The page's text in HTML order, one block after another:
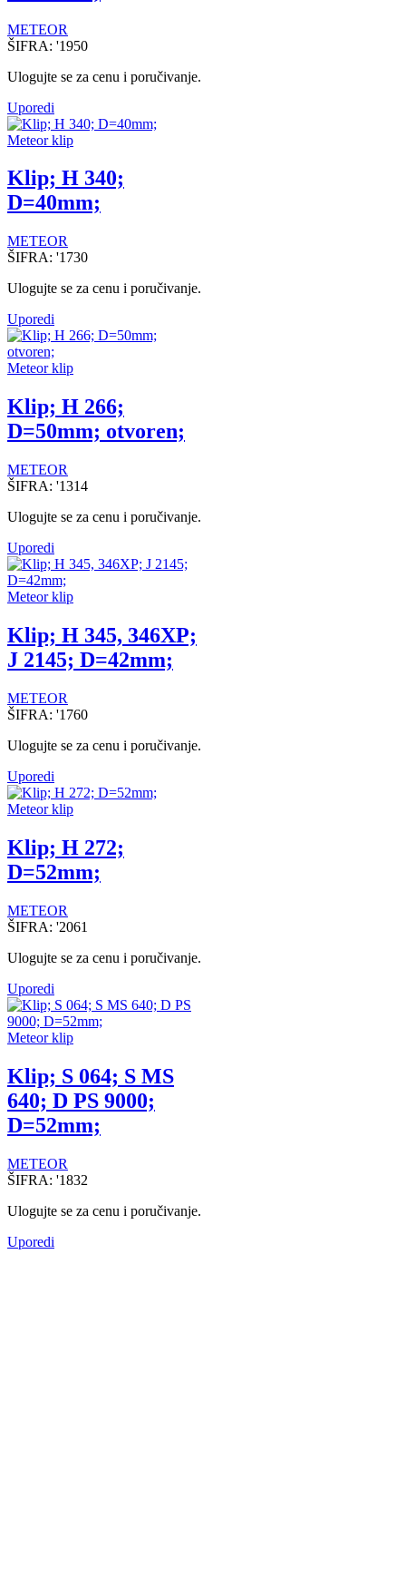
METEOR
ŠIFRA: '1950
Ulogujte se za cenu i poručivanje.
Uporedi
Meteor klip
Klip; H 340;
D=40mm;
METEOR
ŠIFRA: '1730
Ulogujte se za cenu i poručivanje.
Uporedi
Meteor klip
Klip; H 266;
D=50mm; otvoren;
METEOR
ŠIFRA: '1314
Ulogujte se za cenu i poručivanje.
Uporedi
Meteor klip
Klip; H 345, 346XP;
J 2145; D=42mm;
METEOR
ŠIFRA: '1760
Ulogujte se za cenu i poručivanje.
Uporedi
Meteor klip
Klip; H 272;
D=52mm;
METEOR
ŠIFRA: '2061
Ulogujte se za cenu i poručivanje.
Uporedi
Meteor klip
Klip; S 064; S MS
640; D PS 9000;
D=52mm;
METEOR
ŠIFRA: '1832
Ulogujte se za cenu i poručivanje.
Uporedi